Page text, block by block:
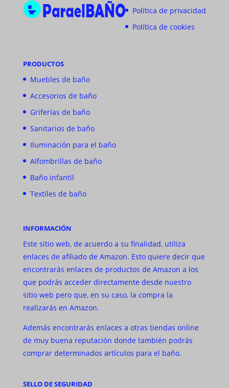
Política de privacidad
Política de cookies
PRODUCTOS
Muebles de baño
Accesorios de baño
Griferías de baño
Sanitarios de baño
Iluminación para el baño
Alfombrillas de baño
Baño infantil
Textiles de baño
INFORMACIÓN
Este sitio web, de acuerdo a su finalidad, utiliza
enlaces de afiliado de Amazon. Esto quiere decir que
encontrarás enlaces de productos de Amazon a los
que podrás acceder directamente desde nuestro
sitio web pero que, en su caso, la compra la
realizarás en Amazon.
Además encontrarás enlaces a otras tiendas online
de muy buena reputación donde también podrás
comprar determinados artículos para el baño.
SELLO DE SEGURIDAD